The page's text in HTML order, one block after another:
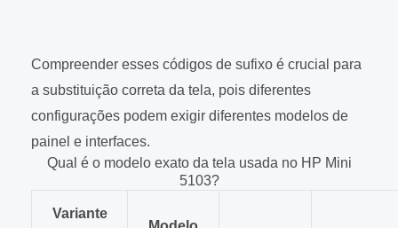
Compreender esses códigos de sufixo é crucial para
a substituição correta da tela, pois diferentes
configurações podem exigir diferentes modelos de
painel e interfaces.
Qual é o modelo exato da tela usada no HP Mini
5103?
Variante